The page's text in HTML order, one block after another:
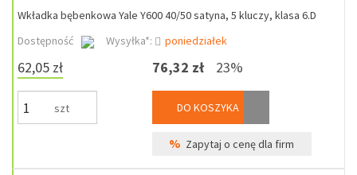
Wkładka bębenkowa Yale Y600 40/50 satyna, 5 kluczy, klasa 6.D
Dostępność
Wysyłka*: poniedziałek
62,05 zł
szt
76,32 zł 23%
DO KOSZYKA
% Zapytaj o cenę dla firm